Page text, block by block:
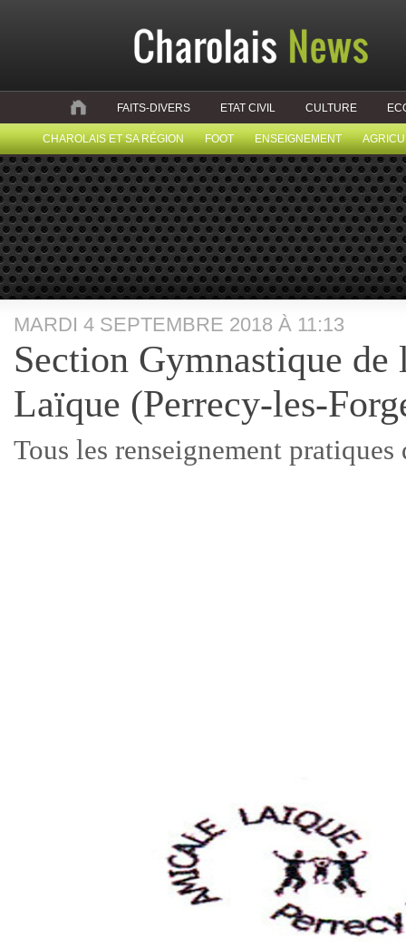
FAITS-DIVERS ETAT CIVIL CULTURE
CHAROLAIS ET SA RÉGION FOOT ENSEIGNEMENT
MARDI 4 SEPTEMBRE 2018 À 11:13
Section Gymnastique de
Laïque (Perrecy-les-
Tous les renseignement pratiques